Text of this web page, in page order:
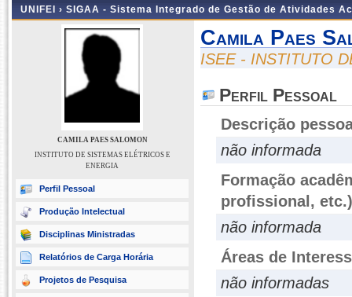
UNIFEI › SIGAA - Sistema Integrado de Gestão de Atividades
CAMILA PAES SALOMON
INSTITUTO DE SISTEMAS ELÉTRICOS E
ENERGIA
Perfil Pessoal
Produção Intelectual
Disciplinas Ministradas
Relatórios de Carga Horária
Projetos de Pesquisa
Camila Paes
ISEE - INSTITUTO
Perfil Pessoal
Descrição
não informada
Formação
profissional, etc.)
não informada
Áreas de
não informadas